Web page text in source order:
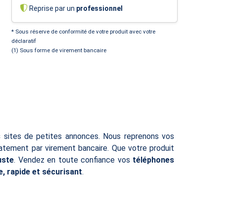
Reprise par un professionnel
* Sous réserve de conformité de votre produit avec votre
déclaratif
(1) Sous forme de virement bancaire
de petites annonces. Nous reprenons vos
par virement bancaire. Que votre produit
. Vendez en toute confiance vos téléphones
rapide et sécurisant.